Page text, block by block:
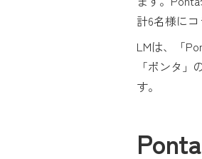
計6名様に
LMは、「
「ポンタ
す。